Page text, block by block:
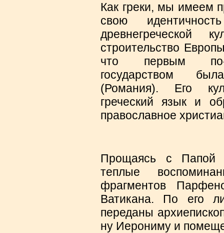
Как греки, мы имеем
свою
древнегреческой
строительство
что первым по-
государством
(Романия). Его
греческий язык и
православное
Прощаясь с Папой
теплые
фрагментов
Ватикана. По его
переданы
ну Иерониму и